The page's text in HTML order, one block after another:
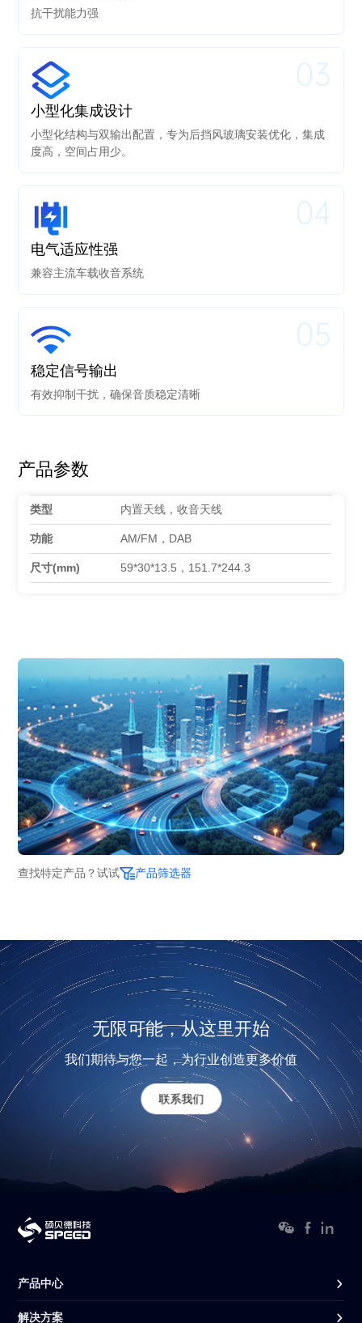
抗干扰能力强
小型化集成设计
小型化结构与双输出配置，专为后挡风玻璃安装优化，集成
度高，空间占用少。
03
电气适应性强
兼容主流车载收音系统
04
稳定信号输出
有效抑制干扰，确保音质稳定清晰
05
产品参数
类型 内置天线，收音天线
功能 AM/FM，DAB
尺寸(mm) 59*30*13.5，151.7*244.3
查找特定产品？试试 产品筛选器
无限可能，从这里开始
我们期待与您一起，为行业创造更多价值
联系我们
产品中心
解决方案